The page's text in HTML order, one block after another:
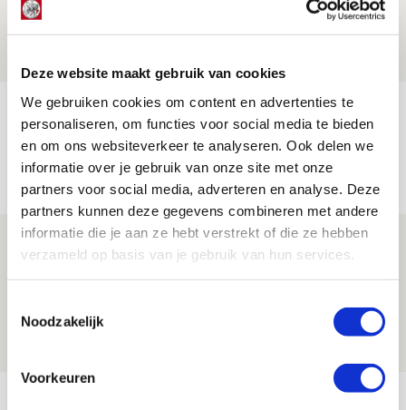
Deze website maakt gebruik van cookies
We gebruiken cookies om content en advertenties te
personaliseren, om functies voor social media te bieden
en om ons websiteverkeer te analyseren. Ook delen we
informatie over je gebruik van onze site met onze
partners voor social media, adverteren en analyse. Deze
partners kunnen deze gegevens combineren met andere
informatie die je aan ze hebt verstrekt of die ze hebben
verzameld op basis van je gebruik van hun services.
Noodzakelijk
Voorkeuren
Ajax - Shelbourne
Ter Stegen over uitdagingen en
leidersrol bij Ajax
05 AUGUSTUS 2026 - 20:00
NIEUWS
Míchels elf: zie jij al rol voor
aanwinsten in thuisduel met
05 AUGUSTUS 2026 - 15:35